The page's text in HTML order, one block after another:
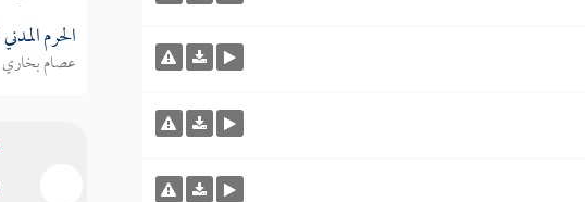
الحرم المدني 1 - عصام البخارى
عصام بخاري